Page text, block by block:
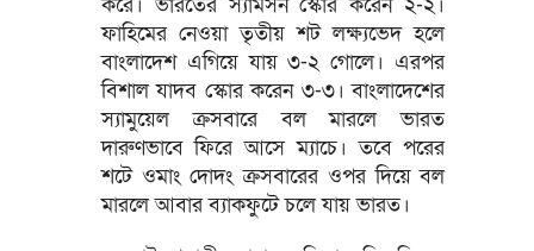
ফাহিমের নেওয়া তৃতীয় শট লক্ষ্যভেদ হলে
বাংলাদেশ এগিয়ে যায় ৩-২ গোলে। এরপর
বিশাল যাদব স্কোর করেন ৩-৩। বাংলাদেশের
স্যামুয়েল ক্রসবারে বল মারলে ভারত
দারুণভাবে ফিরে আসে ম্যাচে। তবে পরের
শটে ওমাং দোদং ক্রসবারের ওপর দিয়ে বল
মারলে আবার ব্যাকফুটে চলে যায় ভারত।